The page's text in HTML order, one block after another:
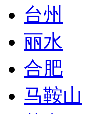
台州
丽水
合肥
马鞍山